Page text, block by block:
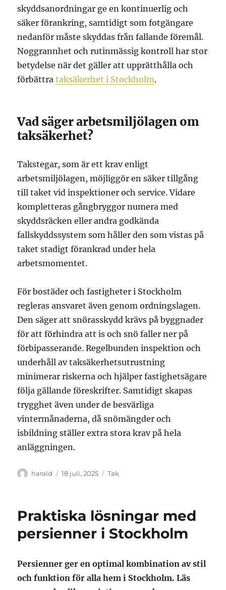
skyddsanordningar ge en kontinuerlig och
säker förankring, samtidigt som fotgängare
nedanför måste skyddas från fallande föremål.
Noggrannhet och rutinmässig kontroll har stor
betydelse när det gäller att upprätthålla och
förbättrataksäkerhet i Stockholm.
Vad säger arbetsmiljölagen om
taksäkerhet?
Takstegar, som är ett krav enligt
arbetsmiljölagen, möjliggör en säker tillgång
till taket vid inspektioner och service. Vidare
kompletteras gångbryggor numera med
skyddsräcken eller andra godkända
fallskyddssystem som håller den som vistas på
taket stadigt förankrad under hela
arbetsmomentet.
För bostäder och fastigheter i Stockholm
regleras ansvaret även genom ordningslagen.
Den säger att snörasskydd krävs på byggnader
för att förhindra att is och snö faller ner på
förbipasserande. Regelbunden inspektion och
underhåll av taksäkerhetsutrustning
minimerar riskerna och hjälper fastighetsägare
följa gällande föreskrifter. Samtidigt skapas
trygghet även under de besvärliga
vintermånaderna, då snömängder och
isbildning ställer extra stora krav på hela
anläggningen.
Författare
harald
Publicerat
18 juli, 2025 Kategorier
Tak
Praktiska lösningar med
persienner i Stockholm
Persienner ger en optimal kombination av stil
och funktion för alla hem i Stockholm. Läs